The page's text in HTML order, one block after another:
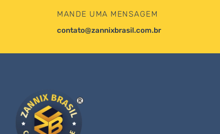
MANDE UMA MENSAGEM
contato@zannixbrasil.com.br